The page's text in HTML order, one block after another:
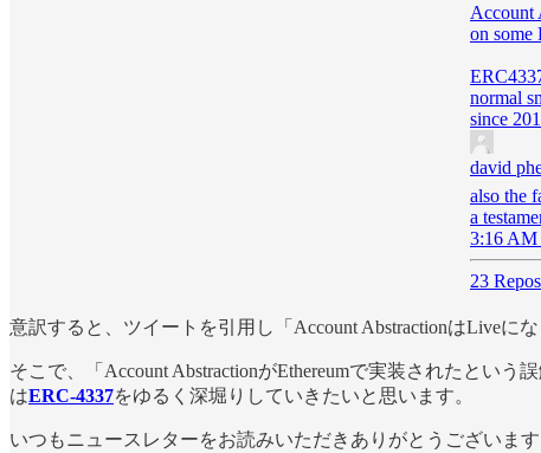
Account
on some
normal
since
david
also the
a
3:16 AM
23
意訳すると、ツイートを引用し「Account AbstractionはLive
そこで、「Account AbstractionがEthereumで実装されたとい
はERC-4337をゆるく深堀りしていきたいと思います。
いつもニュースレターをお読みいただきありがとうございま